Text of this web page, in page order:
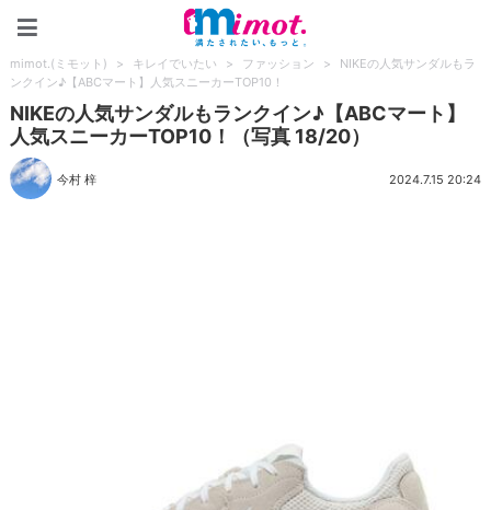
mimot.(ミモット) > キレイでいたい > ファッション >
NIKEの人気サンダルもラ
ンクイン♪【ABCマート】人気スニーカーTOP10！
NIKEの人気サンダルもランクイン♪【ABCマート】
人気スニーカーTOP10！（写真 18/20）
今村 梓 2024.7.15 20:24